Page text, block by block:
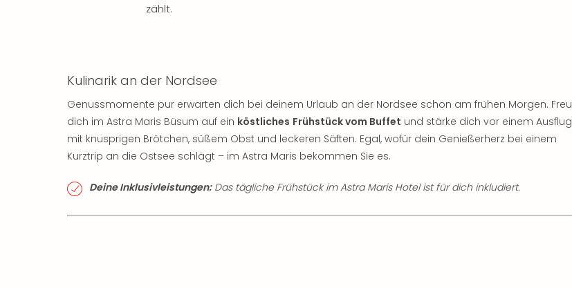
zählt.
Kulinarik an der Nordsee
Genussmomente pur erwarten dich bei deinem Urlaub an der Nordsee schon am frühen Morgen. Freu
dich im Astra Maris Büsum auf ein köstliches Frühstück vom Buffet und stärke dich vor einem Ausflug
mit knusprigen Brötchen, süßem Obst und leckeren Säften. Egal, wofür dein Genießerherz bei einem
Kurztrip an die Ostsee schlägt – im Astra Maris bekommen Sie es.
Deine Inklusivleistungen:Das tägliche Frühstück im Astra Maris Hotel ist für dich inkludiert.